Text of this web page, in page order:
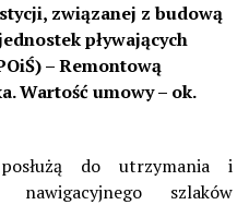
związanej z budową
pływających
– Remontową
Wartość umowy – ok.
do utrzymania i
nawigacyjnego szlaków